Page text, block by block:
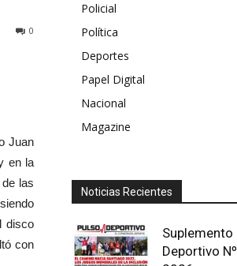
0
Juan
en la
las
disco
con
Policial
Política
Deportes
Papel Digital
Nacional
Magazine
Noticias Recientes
Deportivo